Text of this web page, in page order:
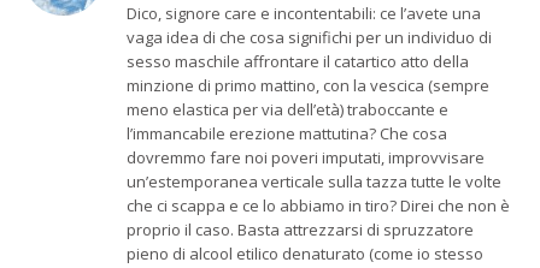
Dico, signore care e incontentabili: ce l’avete una
vaga idea di che cosa significhi per un individuo di
sesso maschile affrontare il catartico atto della
minzione di primo mattino, con la vescica (sempre
meno elastica per via dell’età) traboccante e
l’immancabile erezione mattutina? Che cosa
dovremmo fare noi poveri imputati, improvvisare
un’estemporanea verticale sulla tazza tutte le volte
che ci scappa e ce lo abbiamo in tiro? Direi che non è
proprio il caso. Basta attrezzarsi di spruzzatore
pieno di alcool etilico denaturato (come io stesso